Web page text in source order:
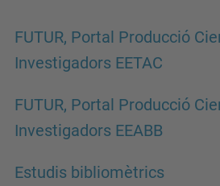
FUTUR, Portal Producció
Investigadors EETAC
FUTUR, Portal Producció
Investigadors EEABB
Estudis bibliomètrics